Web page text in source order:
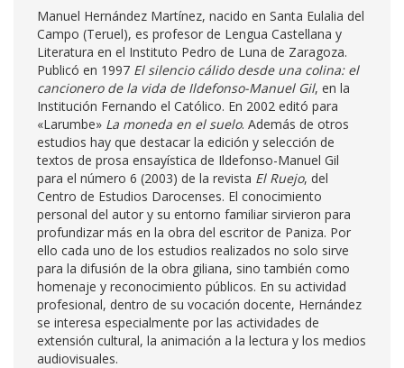
Manuel Hernández Martínez, nacido en Santa Eulalia del
Campo (Teruel), es profesor de Lengua Castellana y
Literatura en el Instituto Pedro de Luna de Zaragoza.
Publicó en 1997 El silencio cálido desde una colina: el
cancionero de la vida de Ildefonso-Manuel Gil, en la
Institución Fernando el Católico. En 2002 editó para
«Larumbe» La moneda en el suelo. Además de otros
estudios hay que destacar la edición y selección de
textos de prosa ensayística de Ildefonso-Manuel Gil
para el número 6 (2003) de la revista El Ruejo, del
Centro de Estudios Darocenses. El conocimiento
personal del autor y su entorno familiar sirvieron para
profundizar más en la obra del escritor de Paniza. Por
ello cada uno de los estudios realizados no solo sirve
para la difusión de la obra giliana, sino también como
homenaje y reconocimiento públicos. En su actividad
profesional, dentro de su vocación docente, Hernández
se interesa especialmente por las actividades de
extensión cultural, la animación a la lectura y los medios
audiovisuales.